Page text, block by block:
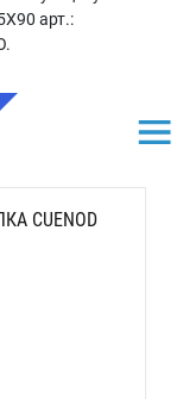
арт.:
CUENOD